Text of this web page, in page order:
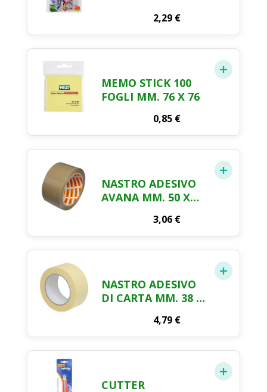
2,29 €
MEMO STICK 100
FOGLI MM. 76 X 76
0,85 €
NASTRO ADESIVO
AVANA MM. 50 X
3,06 €
NASTRO ADESIVO
DI CARTA MM. 38 X
4,79 €
CUTTER